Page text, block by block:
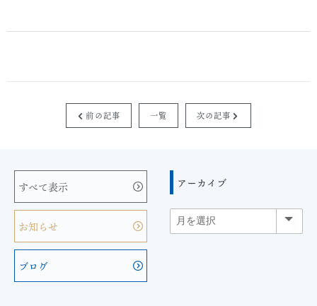
 前の記事 一覧 次の記事 
すべて表示
お知らせ
ブログ
アーカイブ